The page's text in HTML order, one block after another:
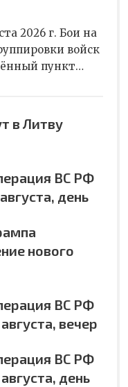
2026 г. Бои на
войск
пункт…
в Литву
ВС РФ
день
нового
ВС РФ
вечер
ВС РФ
день